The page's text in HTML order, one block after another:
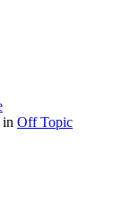
in Off Topic